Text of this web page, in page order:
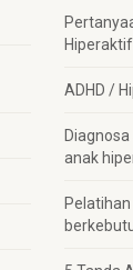
Hiperaktif
ADHD /
anak